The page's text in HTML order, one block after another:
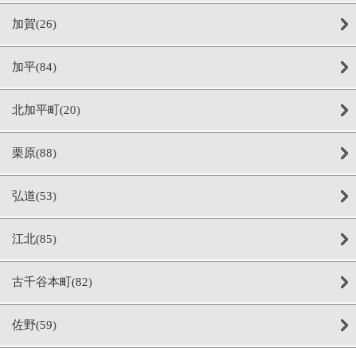
加賀(26)
加平(84)
北加平町(20)
栗原(88)
弘道(53)
江北(85)
古千谷本町(82)
佐野(59)